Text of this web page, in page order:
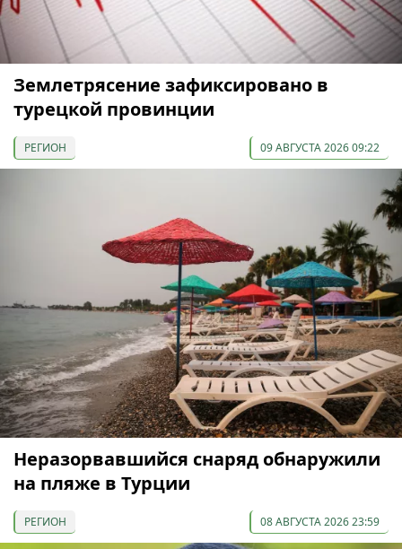
Землетрясение зафиксировано в
турецкой провинции
РЕГИОН 09 АВГУСТА 2026 09:22
Неразорвавшийся снаряд обнаружили
на пляже в Турции
РЕГИОН 08 АВГУСТА 2026 23:59